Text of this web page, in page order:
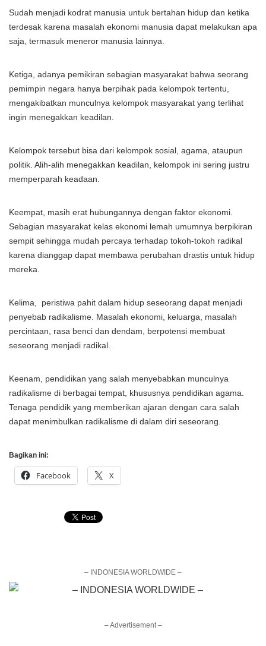
Sudah menjadi kodrat manusia untuk bertahan hidup dan ketika
terdesak karena masalah ekonomi manusia dapat melakukan apa
saja, termasuk meneror manusia lainnya.
Ketiga, adanya pemikiran sebagian masyarakat bahwa seorang
pemimpin negara hanya berpihak pada kelompok tertentu,
mengakibatkan munculnya kelompok masyarakat yang terlihat
ingin menegakkan keadilan.
Kelompok tersebut bisa dari kelompok sosial, agama, ataupun
politik. Alih-alih menegakkan keadilan, kelompok ini sering justru
memperparah keadaan.
Keempat, masih erat hubungannya dengan faktor ekonomi.
Sebagian masyarakat kelas ekonomi lemah umumnya berpikiran
sempit sehingga mudah percaya terhadap tokoh-tokoh radikal
karena dianggap dapat membawa perubahan drastis untuk hidup
mereka.
Kelima, peristiwa pahit dalam hidup seseorang dapat menjadi
penyebab radikalisme. Masalah ekonomi, keluarga, masalah
percintaan, rasa benci dan dendam, berpotensi membuat
seseorang menjadi radikal.
Keenam, pendidikan yang salah menyebabkan munculnya
radikalisme di berbagai tempat, khususnya pendidikan agama.
Tenaga pendidik yang memberikan ajaran dengan cara salah
dapat menimbulkan radikalisme di dalam diri seseorang.
Bagikan ini:
Facebook X
– INDONESIA WORLDWIDE –
– Advertisement –